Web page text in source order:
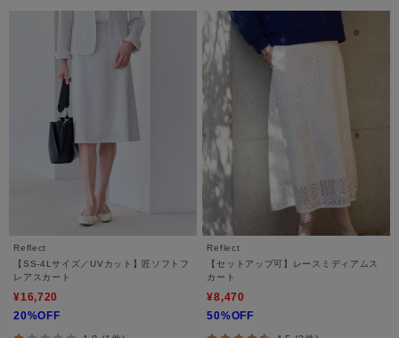
Reflect
【SS-4Lサイズ／UVカット】匠ソフトフ
レアスカート
¥16,720
20%OFF
Reflect
【セットアップ可】レースミディアムス
カート
¥8,470
50%OFF